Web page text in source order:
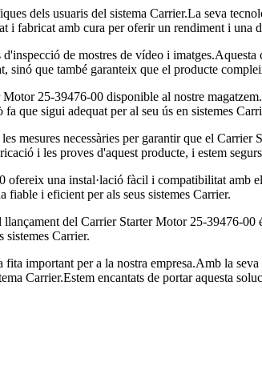
dels usuaris del sistema Carrier.La seva
i fabricat amb cura per oferir un rendiment i
de mostres de vídeo i
que també garanteix que el producte
25-39476-00 disponible al nostre
sigui adequat per al seu ús en sistemes
mesures necessàries per garantir que el
i les proves d'aquest producte, i estem
una instal·lació fàcil i compatibilitat amb
i eficient per als seus sistemes Carrier.
del Carrier Starter Motor 25-39476-
sistemes Carrier.
important per a la nostra empresa.Amb la
Carrier.Estem encantats de portar aquesta